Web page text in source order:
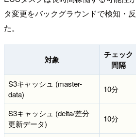
タ変更をバックグラウンドで検知・
た。
対象
チェック
間隔
S3キャッシュ (master-
data)
10分
S3キャッシュ (delta/差分
更新データ)
10分